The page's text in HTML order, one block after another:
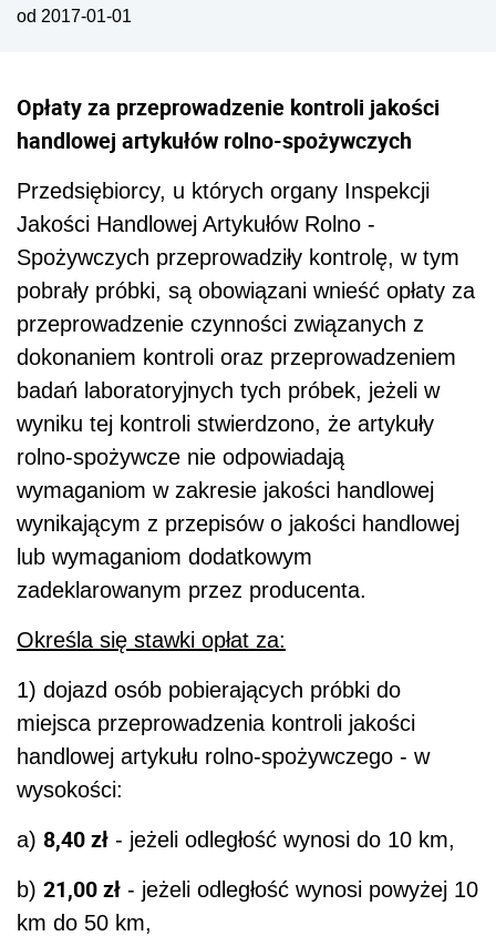
od 2017-01-01
Opłaty za przeprowadzenie kontroli jakości
handlowej artykułów rolno-spożywczych
Przedsiębiorcy, u których organy Inspekcji
Jakości Handlowej Artykułów Rolno -
Spożywczych przeprowadziły kontrolę, w tym
pobrały próbki, są obowiązani wnieść opłaty za
przeprowadzenie czynności związanych z
dokonaniem kontroli oraz przeprowadzeniem
badań laboratoryjnych tych próbek, jeżeli w
wyniku tej kontroli stwierdzono, że artykuły
rolno-spożywcze nie odpowiadają
wymaganiom w zakresie jakości handlowej
wynikającym z przepisów o jakości handlowej
lub wymaganiom dodatkowym
zadeklarowanym przez producenta.
Określa się stawki opłat za:
1) dojazd osób pobierających próbki do
miejsca przeprowadzenia kontroli jakości
handlowej artykułu rolno-spożywczego - w
wysokości:
a) 8,40 zł - jeżeli odległość wynosi do 10 km,
b) 21,00 zł - jeżeli odległość wynosi powyżej 10
km do 50 km,